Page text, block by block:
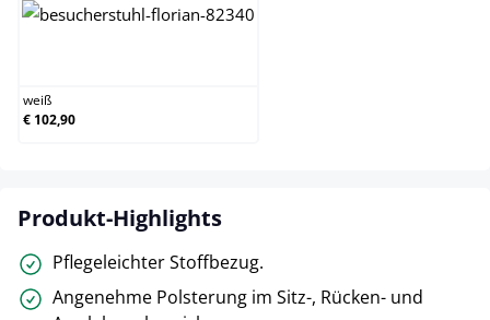
weiß
€ 102,90
Produkt-Highlights
Pflegeleichter Stoffbezug.
Angenehme Polsterung im Sitz-, Rücken- und